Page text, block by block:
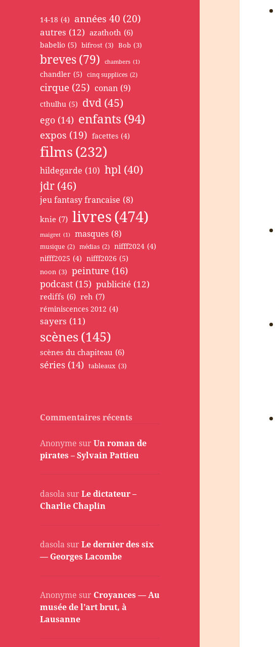
14-18 (4) années 40 (20)
autres (12) azathoth (6)
babelio (5) bifrost (3) Bob (3)
breves(79) chambers (1)
chandler (5) cinq supplices (2)
cirque (25) conan (9)
cthulhu (5) dvd (45)
ego (14) enfants (94)
expos (19) facettes (4)
films(232)
hildegarde (10) hpl (40)
jdr (46)
jeu fantasy francaise (8)
knie (7) livres(474)
maigret (1) masques (8)
musique (2) médias (2) nifff2024 (4)
nifff2025 (4) nifff2026 (5)
noon (3) peinture (16)
podcast (15) publicité (12)
rediffs (6) reh (7)
réminiscences 2012 (4)
sayers (11)
scènes(145)
scènes du chapiteau (6)
séries (14) tableaux (3)
Commentaires récents
Anonyme surUn roman de
pirates – Sylvain Pattieu
dasolasurLe dictateur –
Charlie Chaplin
dasolasurLe dernier des six
— Georges Lacombe
Anonyme sur Croyances — Au
musée de l’art brut, à
Lausanne